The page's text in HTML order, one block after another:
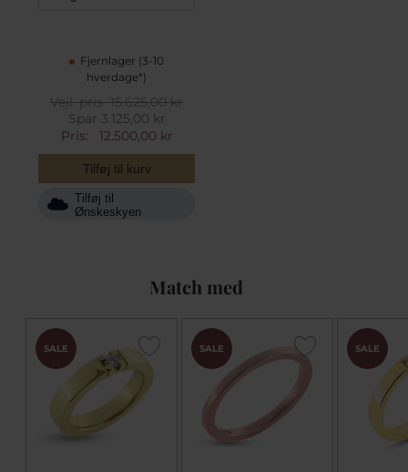
Fjernlager (3-10
hverdage*)
Vejl. pris15.625,00 kr
Spar 3.125,00 kr
Pris:
12.500,00 kr
Tilføj til kurv
Tilføj til
Ønskeskyen
Match med
SALE SALE SALE